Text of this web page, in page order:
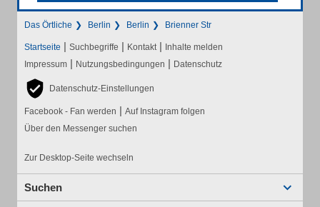
Das Örtliche Berlin Berlin Brienner Str
Startseite | Suchbegriffe | Kontakt | Inhalte melden
Impressum | Nutzungsbedingungen | Datenschutz
Datenschutz-Einstellungen
Facebook - Fan werden | Auf Instagram folgen
Über den Messenger suchen
Zur Desktop-Seite wechseln
Suchen